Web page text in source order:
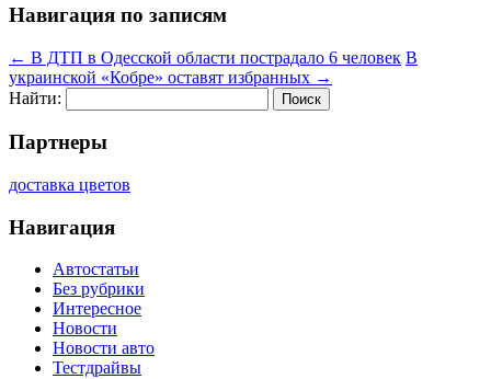
Навигация по записям
← В ДТП в Одесской области пострадало 6 человек В
украинской «Кобре» оставят избранных →
Найти:
Партнеры
доставка цветов
Навигация
Автостатьи
Без рубрики
Интересное
Новости
Новости авто
Тестдрайвы